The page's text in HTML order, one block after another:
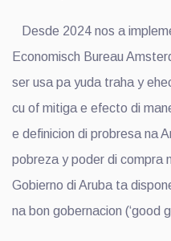
Desde 2024 nos a
Economisch Bureau
ser usa pa yuda traha y
cu of mitiga e efecto di
e definicion di probresa na
pobreza y poder di compra
Gobierno di Aruba ta
na bon gobernacion (‘good